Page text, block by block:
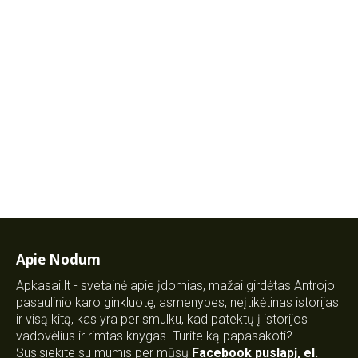
Apie Nodum
Apkasai.lt - svetainė apie įdomias, mažai girdėtas Antrojo
pasaulinio karo ginkluotę, asmenybes, neįtikėtinas istorijas
ir visą kitą, kas yra per smulku, kad patektų į istorijos
vadovėlius ir rimtas knygas. Turite ką papasakoti?
Susisiekite su mumis per mūsų Facebook puslapį, el.